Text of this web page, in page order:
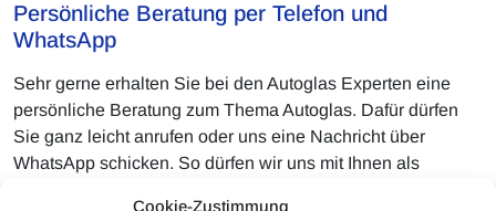
Cookie-Zustimmung
Persönliche Beratung per Telefon und
WhatsApp
Sehr gerne erhalten Sie bei den Autoglas Experten eine
persönliche Beratung zum Thema Autoglas. Dafür dürfen
Sie ganz leicht anrufen oder uns eine Nachricht über
WhatsApp schicken. So dürfen wir uns mit Ihnen als